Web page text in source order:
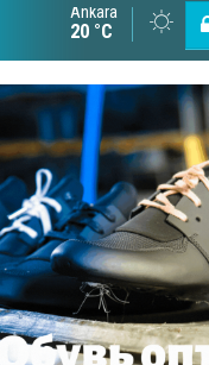
Cottonhill
Ankara
20 °C